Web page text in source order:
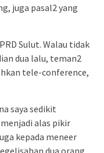
juga pasal2 yang
Sulut. Walau tidak
dua lalu, teman2
tele-conference,
saya sedikit
alas pikir
kepada meneer
dua orang